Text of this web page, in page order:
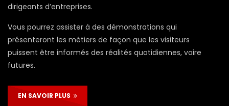
dirigeants d’entreprises.
Vous pourrez assister à des démonstrations qui
présenteront les métiers de façon que les visiteurs
puissent être informés des réalités quotidiennes, voire
futures.
EN SAVOIR PLUS